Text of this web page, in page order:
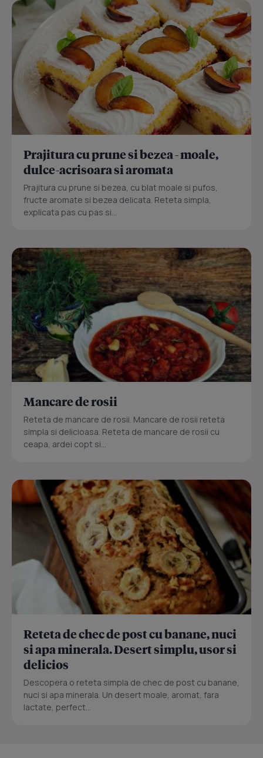
Prajitura cu prune si bezea - moale,
dulce-acrisoara si aromata
Prajitura cu prune si bezea, cu blat moale si pufos,
fructe aromate si bezea delicata. Reteta simpla,
explicata pas cu pas si...
Mancare de rosii
Reteta de mancare de rosii. Mancare de rosii reteta
simpla si delicioasa. Reteta de mancare de rosii cu
ceapa, ardei copt si...
Reteta de chec de post cu banane, nuci
si apa minerala. Desert simplu, usor si
delicios
Descopera o reteta simpla de chec de post cu banane,
nuci si apa minerala. Un desert moale, aromat, fara
lactate, perfect...